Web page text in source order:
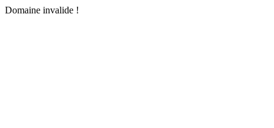
Domaine invalide !